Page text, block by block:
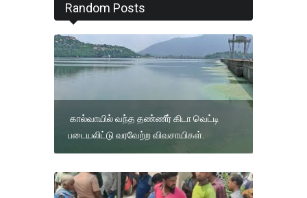
Random Posts
கால்வாயில் வந்த தண்ணீர் கிடா வெட்டி
படையலிட்டு வரவேற்ற விவசாயிகள்.